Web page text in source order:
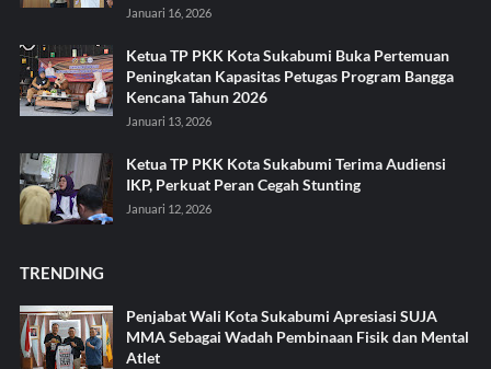
Januari 16, 2026
Ketua TP PKK Kota Sukabumi Buka Pertemuan
Peningkatan Kapasitas Petugas Program Bangga
Kencana Tahun 2026
Januari 13, 2026
Ketua TP PKK Kota Sukabumi Terima Audiensi
IKP, Perkuat Peran Cegah Stunting
Januari 12, 2026
TRENDING
Penjabat Wali Kota Sukabumi Apresiasi SUJA
MMA Sebagai Wadah Pembinaan Fisik dan Mental
Atlet